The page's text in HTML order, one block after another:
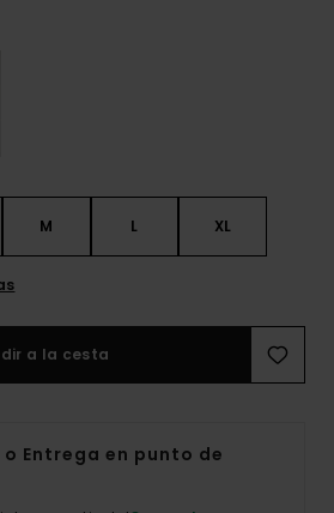
M L XL
a la cesta
Entrega en punto de